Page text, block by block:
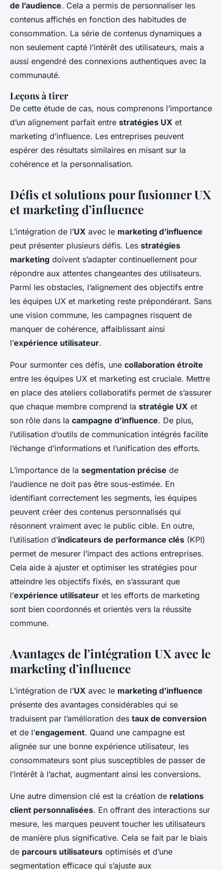
de l’audience. Cela a permis de personnaliser les
contenus affichés en fonction des habitudes de
consommation. La série de contenus dynamiques a
non seulement capté l’intérêt des utilisateurs, mais a
aussi engendré des connexions authentiques avec la
communauté.
Leçons à tirer
De cette étude de cas, nous comprenons l’importance
d’un alignement parfait entre stratégies UX et
marketing d’influence. Les entreprises peuvent
espérer des résultats similaires en misant sur la
cohérence et la personnalisation.
Défis et solutions pour fusionner UX
et marketing d’influence
L’intégration de l’UX avec le marketing d’influence
peut présenter plusieurs défis. Les stratégies
marketing doivent s’adapter continuellement pour
répondre aux attentes changeantes des utilisateurs.
Parmi les obstacles, l’alignement des objectifs entre
les équipes UX et marketing reste prépondérant. Sans
une vision commune, les campagnes risquent de
manquer de cohérence, affaiblissant ainsi
l’expérience utilisateur.
Pour surmonter ces défis, une collaboration étroite
entre les équipes UX et marketing est cruciale. Mettre
en place des ateliers collaboratifs permet de s’assurer
que chaque membre comprend la stratégie UX et
son rôle dans la campagne d’influence. De plus,
l’utilisation d’outils de communication intégrés facilite
l’échange d’informations et l’unification des efforts.
L’importance de la segmentation précise de
l’audience ne doit pas être sous-estimée. En
identifiant correctement les segments, les équipes
peuvent créer des contenus personnalisés qui
résonnent vraiment avec le public cible. En outre,
l’utilisation d’indicateurs de performance clés (KPI)
permet de mesurer l’impact des actions entreprises.
Cela aide à ajuster et optimiser les stratégies pour
atteindre les objectifs fixés, en s’assurant que
l’expérience utilisateur et les efforts de marketing
sont bien coordonnés et orientés vers la réussite
commune.
Avantages de l’intégration UX avec le
marketing d’influence
L’intégration de l’UX avec le marketing d’influence
présente des avantages considérables qui se
traduisent par l’amélioration des taux de conversion
et de l’engagement. Quand une campagne est
alignée sur une bonne expérience utilisateur, les
consommateurs sont plus susceptibles de passer de
l’intérêt à l’achat, augmentant ainsi les conversions.
Une autre dimension clé est la création de relations
client personnalisées. En offrant des interactions sur
mesure, les marques peuvent toucher les utilisateurs
de manière plus significative. Cela se fait par le biais
de parcours utilisateurs optimisés et d’une
segmentation efficace qui s’ajuste aux